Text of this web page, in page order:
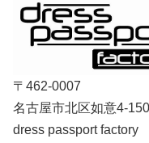
〒462-0007
名古屋市北区如意4-
dress passport factory